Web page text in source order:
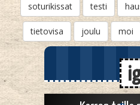
soturikissat testi
tietovisa joulu moi
ig